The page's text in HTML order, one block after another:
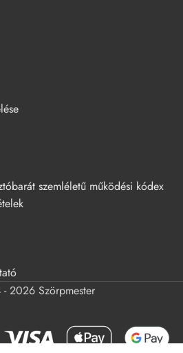
szemléletű működési kódex
2026 Szörpmester